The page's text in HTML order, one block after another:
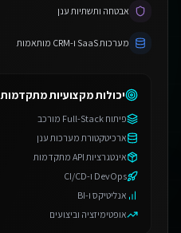
אבטחה ותשתיות ענן
מערכות SaaS ו-CRM מותאמות
יכולות מקצועיות מתקדמות
פיתוח Full-Stack מורכב
ארכיטקטורת מערכות ענן
אינטגרציות API מתקדמות
DevOps ו-CI/CD
אנליטיקס ו-BI
אופטימיזציה וביצועים